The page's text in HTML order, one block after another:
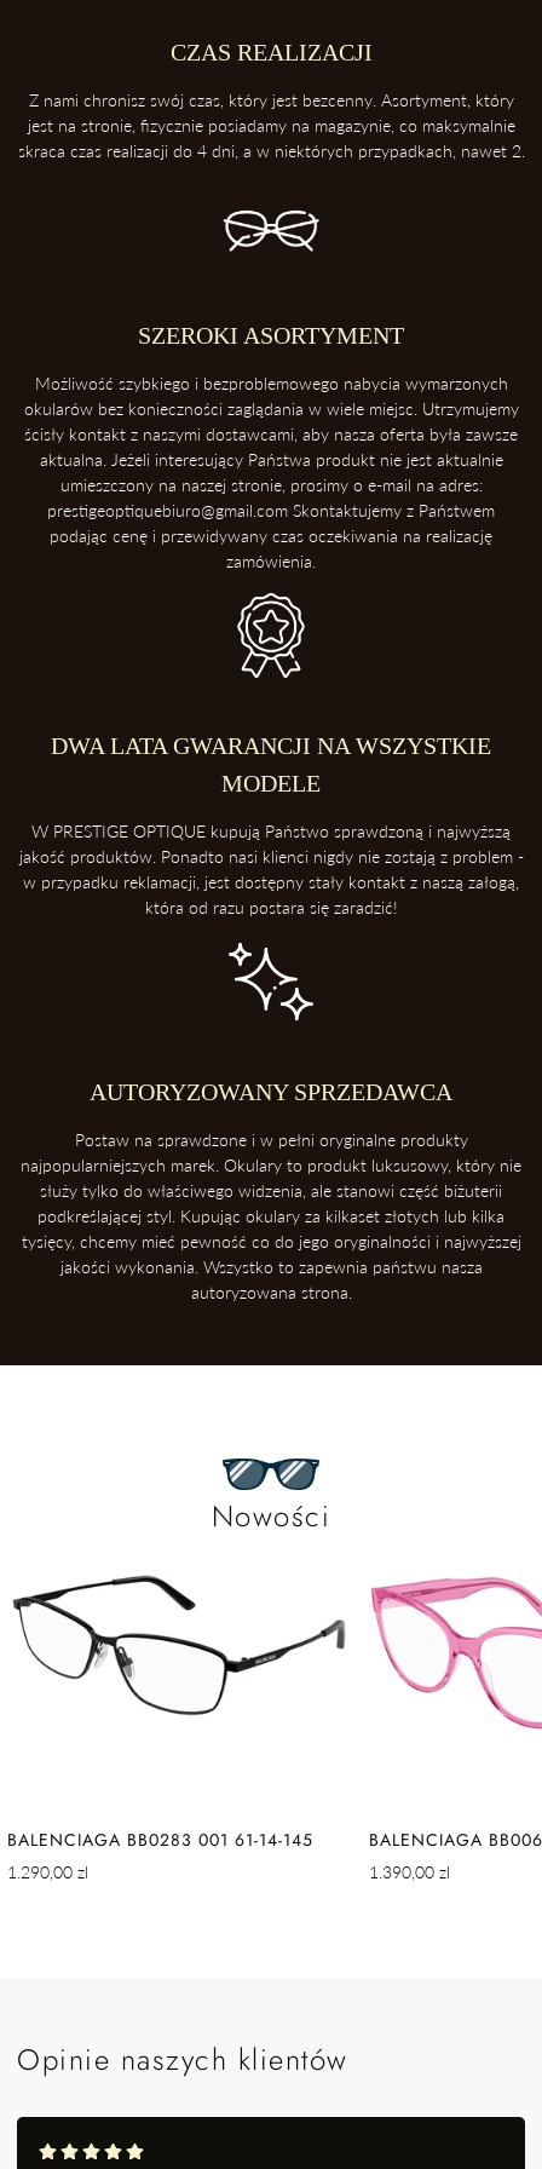
Etui ochroni twoje okulary przed uderzeniami oraz kurzem.
3. Zawsze odkładaj soczewki przednią powierzchnią do góry
Dzięki temu ochronisz soczewki przed porysowaniem.
4. Unikaj kontaktu z wysokimi temperaturami
źródeł ciepła takich, jak deska rozdzielcza samochodu. Soczewki
5. Ściąganie okularów
CZAS REALIZACJI
Z nami chronisz swój czas, który jest bezcenny. Asortyment, który
jest na stronie, fizycznie posiadamy na magazynie, co maksymalnie
skraca czas realizacji do 4 dni, a w niektórych przypadkach, nawet 2.
SZEROKI ASORTYMENT
Możliwość szybkiego i bezproblemowego nabycia wymarzonych
okularów bez konieczności zaglądania w wiele miejsc. Utrzymujemy
ścisły kontakt z naszymi dostawcami, aby nasza oferta była zawsze
aktualna. Jeżeli interesujący Państwa produkt nie jest aktualnie
umieszczony na naszej stronie, prosimy o e-mail na adres:
prestigeoptiquebiuro@gmail.com Skontaktujemy z Państwem
podając cenę i przewidywany czas oczekiwania na realizację
zamówienia.
DWA LATA GWARANCJI NA WSZYSTKIE
MODELE
W PRESTIGE OPTIQUE kupują Państwo sprawdzoną i najwyższą
jakość produktów. Ponadto nasi klienci nigdy nie zostają z problem -
w przypadku reklamacji, jest dostępny stały kontakt z naszą załogą,
która od razu postara się zaradzić!
AUTORYZOWANY SPRZEDAWCA
Postaw na sprawdzone i w pełni oryginalne produkty
najpopularniejszych marek. Okulary to produkt luksusowy, który nie
służy tylko do właściwego widzenia, ale stanowi część biżuterii
podkreślającej styl. Kupując okulary za kilkaset złotych lub kilka
tysięcy, chcemy mieć pewność co do jego oryginalności i najwyższej
jakości wykonania. Wszystko to zapewnia państwu nasza
autoryzowana strona.
Nowości
BALENCIAGA BB0283 001 61-14-145
Cena
1.290,00 zl
BALENCIAGA
Cena
1.390,00 zl
Opinie naszych klientów